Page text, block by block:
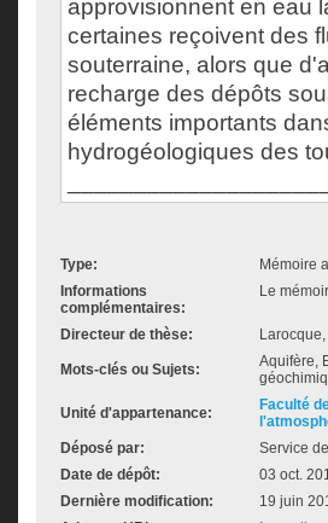
approvisionnent en eau
certaines reçoivent des
souterraine, alors que
recharge des dépôts
éléments importants
hydrogéologiques des
Type:
Mémoire
Informations
complémentaires:
Le
Directeur de thèse:
Mots-clés ou Sujets:
Aquifère,
Unité d'appartenance:
Faculté
Déposé par:
Service
Date de dépôt:
03 oct.
Dernière modification:
19 juin